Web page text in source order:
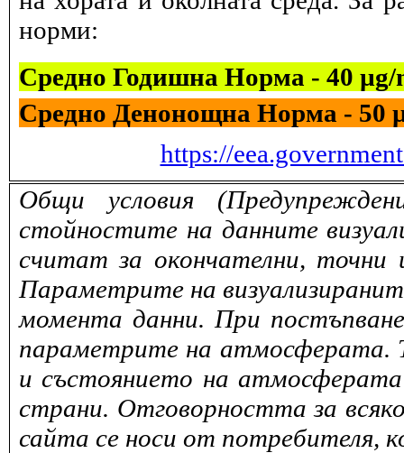
норми:
Средно Годишна Норма - 40 µg/
Средно Денонощна Норма - 50
https://
Общи условия
стойностите на данните
считат за окончателни,
Параметрите на
момента данни. При
параметрите на атмосферата.
и състоянието на
страни. Отговорността за
сайта се носи от потребителя,